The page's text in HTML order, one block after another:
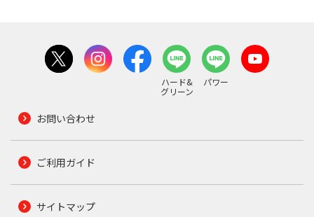
ハード&
グリーン
パワー
お問い合わせ
ご利用ガイド
サイトマップ